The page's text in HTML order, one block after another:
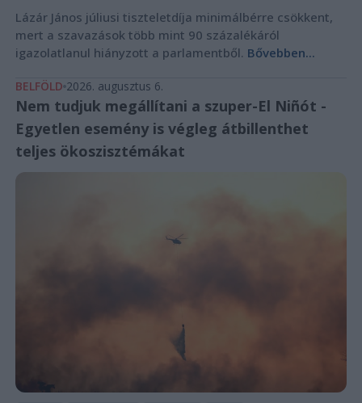
Lázár János júliusi tiszteletdíja minimálbérre csökkent,
mert a szavazások több mint 90 százalékáról
igazolatlanul hiányzott a parlamentből. Bővebben...
BELFÖLD 2026. augusztus 6.
Nem tudjuk megállítani a szuper-El Niñót -
Egyetlen esemény is végleg átbillenthet
teljes ökoszisztémákat